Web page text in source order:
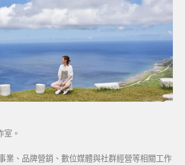
室。
業、品牌營銷、數位媒體與社群經營等相關工作